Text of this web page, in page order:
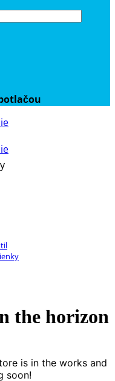
the horizon
is in the works and
soon!